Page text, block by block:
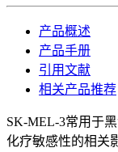
产品概述
产品手册
引用文献
相关产品推荐
SK-MEL-3常用于
化疗敏感性的相关